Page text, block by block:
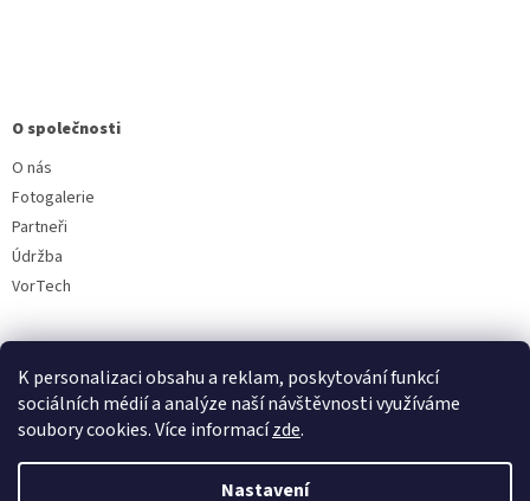
K personalizaci obsahu a reklam, poskytování funkcí
sociálních médií a analýze naší návštěvnosti využíváme
soubory cookies. Více informacízde.
Nastavení
O společnosti
O nás
Fotogalerie
Partneři
Údržba
VorTech